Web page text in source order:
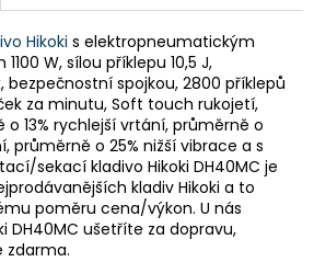
Hikoki s elektropneumatickým
W, sílou příklepu 10,5 J,
bezpečnostní spojkou, 2800 příklepů
za minutu, Soft touch rukojetí,
13% rychlejší vrtání, průměrně o
průměrně o 25% nižší vibrace a s
sekací kladivo Hikoki DH40MC je
kladiv Hikoki a to
poměru cena/výkon. U nás
DH40MC ušetříte za dopravu,
zdarma.